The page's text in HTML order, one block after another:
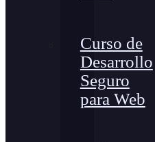
Curso de
Desarrollo
Seguro
para Web